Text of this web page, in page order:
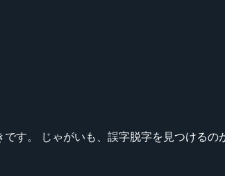
です。 じゃがいも、誤字脱字を見つける